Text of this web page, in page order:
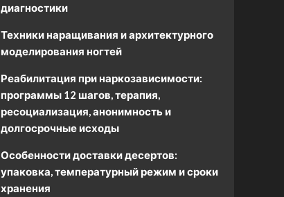
диагностики
Техники наращивания и архитектурного
моделирования ногтей
Реабилитация при наркозависимости:
программы 12 шагов, терапия,
ресоциализация, анонимность и
долгосрочные исходы
Особенности доставки десертов:
упаковка, температурный режим и сроки
хранения